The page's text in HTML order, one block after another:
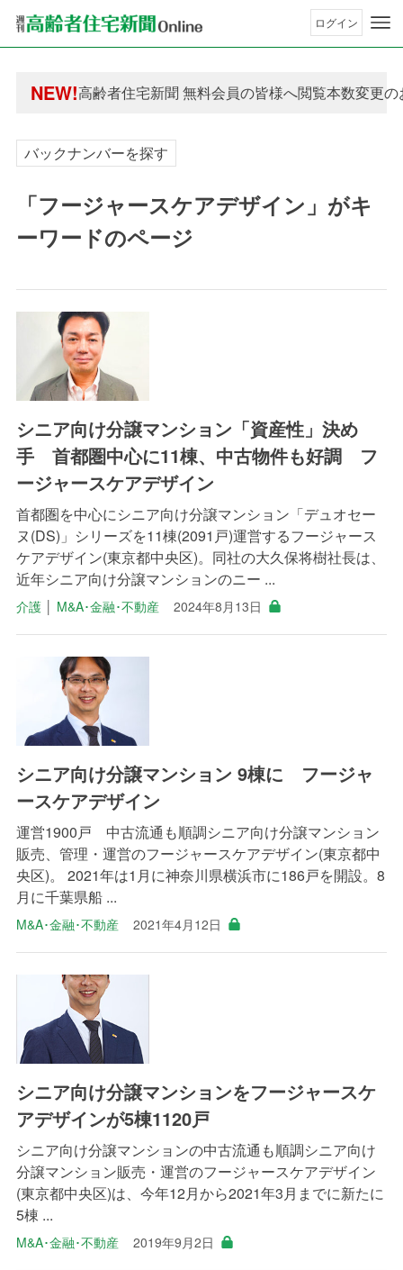
ログイン
NEW!高齢者住宅新聞 無料会員の皆様へ閲覧本数変更
高齢者住宅新聞 無料会員の皆様へ閲覧本数変更
バックナンバーを探す
「フージャースケアデザイン」がキ
ーワードのページ
シニア向け分譲マンション「資産性」決め
手 首都圏中心に11棟、中古物件も好調 フ
ージャースケアデザイン
首都圏を中心にシニア向け分譲マンション「デュオセー
ヌ(DS)」シリーズを11棟(2091戸)運営するフージャース
ケアデザイン(東京都中央区)。同社の大久保将樹社長は、
近年シニア向け分譲マンションのニー ...
介護│ M&A･金融･不動産 2024年8月13日
シニア向け分譲マンション 9棟に フージャ
ースケアデザイン
運営1900戸 中古流通も順調シニア向け分譲マンション
販売、管理・運営のフージャースケアデザイン(東京都中
央区)。 2021年は1月に神奈川県横浜市に186戸を開設。8
月に千葉県船 ...
M&A･金融･不動産 2021年4月12日
シニア向け分譲マンションをフージャースケ
アデザインが5棟1120戸
シニア向け分譲マンションの中古流通も順調シニア向け
分譲マンション販売・運営のフージャースケアデザイン
(東京都中央区)は、今年12月から2021年3月までに新たに
5棟 ...
M&A･金融･不動産 2019年9月2日